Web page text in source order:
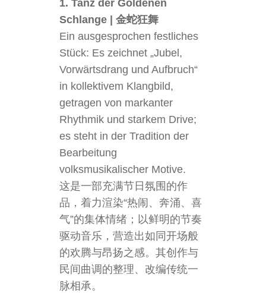
1. Tanz der Goldenen
Schlange | 金蛇狂舞
Ein ausgesprochen festliches
Stück: Es zeichnet „Jubel,
Vorwärtsdrang und Aufbruch“
in kollektivem Klangbild,
getragen von markanter
Rhythmik und starkem Drive;
es steht in der Tradition der
Bearbeitung
volksmusikalischer Motive.
这是一部充满节日氛围的作
品，着力渲染“热闹、奔涌、喜
气”的集体情绪；以鲜明的节奏
驱动音乐，营造出如同开场般
的欢腾与昂扬之感。其创作与
民间曲调的整理、改编传统一
脉相承。